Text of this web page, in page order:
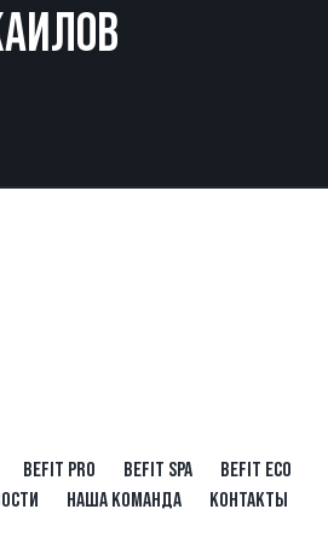
BEFIT PRO BEFIT SPA
BEFIT ECO
НАША КОМАНДА КОНТАКТЫ